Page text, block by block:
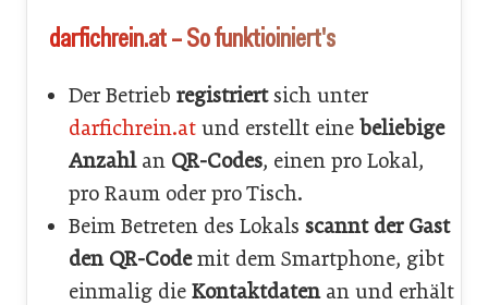
darfichrein.at – So funktioiniert's
Der Betrieb registriertsich unter
darfichrein.at und erstellt eine beliebige
Anzahlan QR-Codes, einen pro Lokal,
pro Raum oder pro Tisch.
Beim Betreten des Lokals scannt der Gast
den QR-Codemit dem Smartphone, gibt
einmalig die Kontaktdaten an und erhält